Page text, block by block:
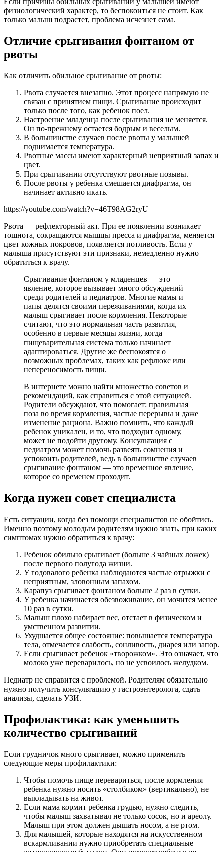
физиологический характер, то беспокоиться не стоит. Как
только малыш подрастет, проблема исчезнет сама.
Отличие срыгивания фонтаном от
рвоты
Как отличить обильное срыгивание от рвоты:
Рвота случается внезапно. Этот процесс напрямую не
связан с принятием пищи. Срыгивание происходит
только после того, как ребенок поел.
Настроение младенца после срыгивания не меняется.
Он по-прежнему остается бодрым и веселым.
В большинстве случаев после рвоты у малышей
поднимается температура.
Рвотные массы имеют характерный неприятный запах и
цвет.
При срыгивании отсутствуют рвотные позывы.
После рвоты у ребенка смешается диафрагма, он
начинает активно икать.
https://youtube.com/watch?v=46T98AG2ryU
Рвота — рефлекторный акт. При ее появлении возникает
тошнота, сокращаются мышцы пресса и диафрагма, меняется
цвет кожных покровов, появляется потливость. Если у
малыша присутствуют эти признаки, немедленно нужно
обратиться к врачу.
Срыгивание фонтаном у младенцев — это
явление, которое вызывает много обсуждений
среди родителей и педиатров. Многие мамы и
папы делятся своими переживаниями, когда их
малыш срыгивает после кормления. Некоторые
считают, что это нормальная часть развития,
особенно в первые месяцы жизни, когда
пищеварительная система только начинает
адаптироваться. Другие же беспокоятся о
возможных проблемах, таких как рефлюкс или
непереносимость пищи.
В интернете можно найти множество советов и
рекомендаций, как справиться с этой ситуацией.
Родители обсуждают, что помогает: правильная
поза во время кормления, частые перерывы и даже
изменение рациона. Важно помнить, что каждый
ребенок уникален, и то, что подходит одному,
может не подойти другому. Консультация с
педиатром может помочь развеять сомнения и
успокоить родителей, ведь в большинстве случаев
срыгивание фонтаном — это временное явление,
которое со временем проходит.
Когда нужен совет специалиста
Есть ситуации, когда без помощи специалистов не обойтись.
Именно поэтому молодым родителям нужно знать, при каких
симптомах нужно обратиться к врачу:
Ребенок обильно срыгивает (больше 3 чайных ложек)
после первого полугода жизни.
У годовалого ребенка наблюдаются частые отрыжки с
неприятным, зловонным запахом.
Карапуз срыгивает фонтаном больше 2 раз в сутки.
У ребенка начинается обезвоживание, он мочится менее
10 раз в сутки.
Малыш плохо набирает вес, отстает в физическом и
умственном развитии.
Ухудшается общее состояние: повышается температура
тела, отмечается слабость, сонливость, диарея или запор.
Если срыгивает ребенок «творожком». Это означает, что
молоко уже переварилось, но не усвоилось желудком.
Педиатр не справится с проблемой. Родителям обязательно
нужно получить консультацию у гастроэнтеролога, сдать
анализы, сделать УЗИ.
Профилактика: как уменьшить
количество срыгиваний
Если грудничок много срыгивает, можно применить
следующие меры профилактики:
Чтобы помочь пище перевариться, после кормления
ребенка нужно носить «столбиком» (вертикально), не
выкладывать на живот.
Если мама кормит ребенка грудью, нужно следить,
чтобы малыш захватывал не только сосок, но и ареолу.
Малыш при этом должен дышать носом, а не ртом.
Для малышей, которые находятся на искусственном
вскармливании нужно приобретать специальные